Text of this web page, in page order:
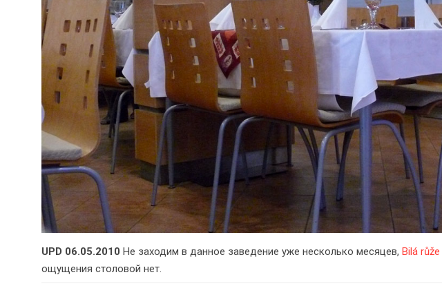
UPD 06.05.2010 Не заходим в данное заведение уже несколько месяцев, Bilá růže
ощущения столовой нет.